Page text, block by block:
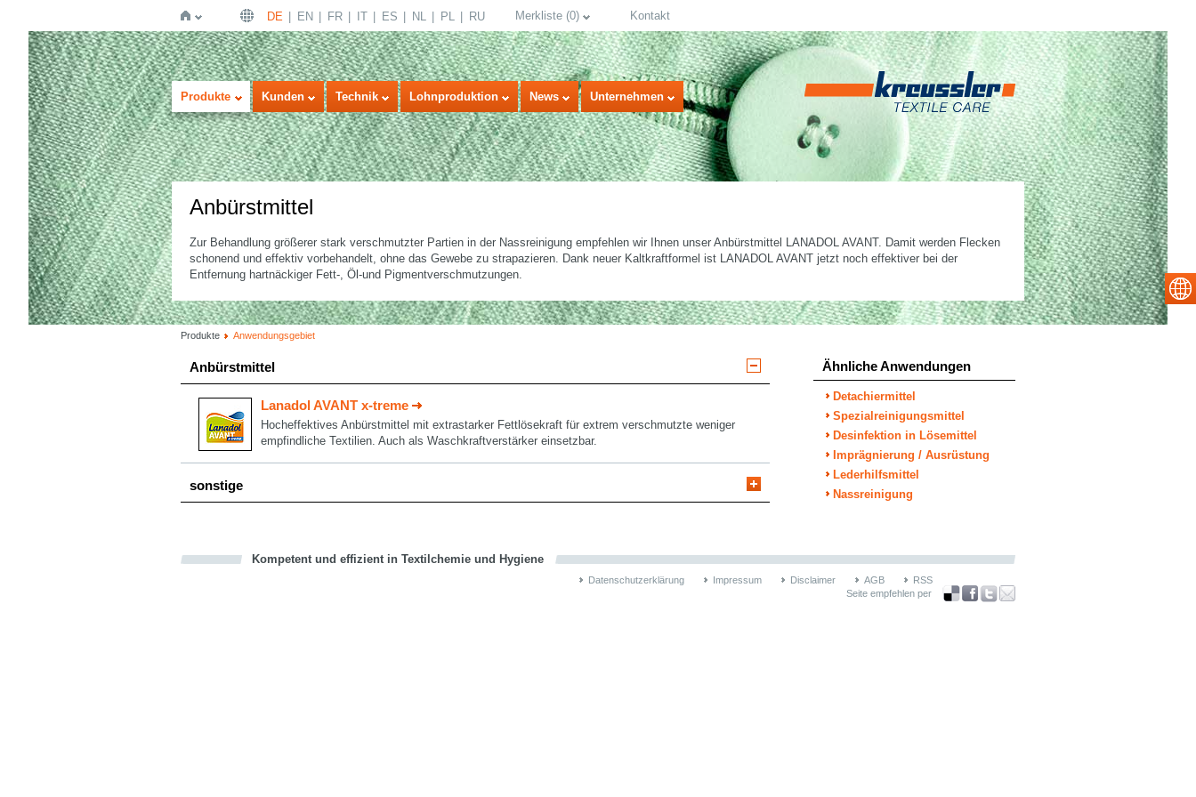
Startseite
DE EN FR IT ES NL PL RU Merkliste (0) Kontakt
Produkte Kunden Technik Lohnproduktion News Unternehmen
Anbürstmittel
Zur Behandlung größerer stark verschmutzter Partien in der Nassreinigung empfehlen wir Ihnen unser Anbürstmittel LANADOL AVANT. Damit werden Flecken
schonend und effektiv vorbehandelt, ohne das Gewebe zu strapazieren. Dank neuer Kaltkraftformel ist LANADOL AVANT jetzt noch effektiver bei der
Entfernung hartnäckiger Fett-, Öl-und Pigmentverschmutzungen.
Produkte Anwendungsgebiet
Anbürstmittel
Lanadol AVANT x-treme
Hocheffektives Anbürstmittel mit extrastarker Fettlösekraft für extrem verschmutzte weniger
empfindliche Textilien. Auch als Waschkraftverstärker einsetzbar.
sonstige
Ähnliche Anwendungen
Detachiermittel
Spezialreinigungsmittel
Desinfektion in Lösemittel
Imprägnierung / Ausrüstung
Lederhilfsmittel
Nassreinigung
Kompetent und effizient in Textilchemie und Hygiene
Datenschutzerklärung Impressum Disclaimer AGB
RSS
Seite empfehlen per